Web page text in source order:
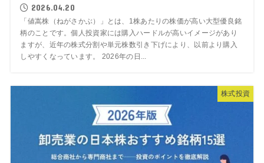
2026.04.20
「値嵩株（ねがさかぶ）」とは、1株あたりの株価が高い大型優良銘
柄のことです。個人投資家には購入ハードルが高いイメージがあり
ますが、近年の株式分割や単元株数引き下げにより、以前より購入
しやすくなっています。 2026年の日...
株式投資